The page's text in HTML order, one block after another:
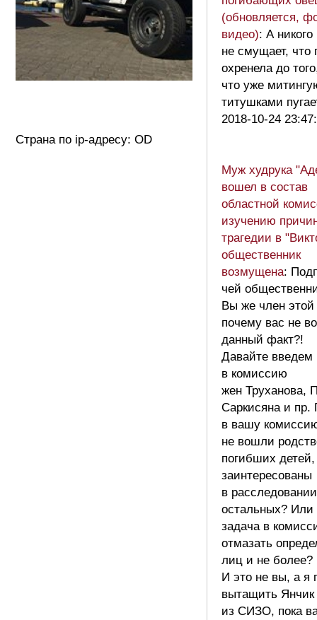
Страна по ip-адресу: OD
(обновляется,
видео): А никого
не смущает, что
охренела до
что уже
титушками
2018-10-24
Муж худрука
вошел в состав
областной
изучению
трагедии в
общественник
возмущена:
чей
Вы же член
почему вас не
данный факт?!
Давайте введем
в комиссию
жен Труханова,
Саркисяна и пр.
в вашу
не вошли
погибших
заинтересованы
в
остальных?
задача в
отмазать
лиц и не более?
И это не вы, а я
вытащить Янчик
из СИЗО, пока